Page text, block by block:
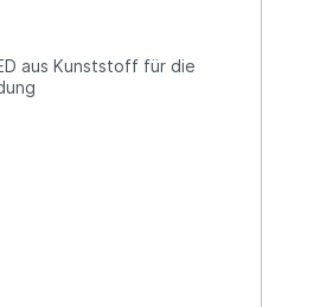
aus Kunststoff für die